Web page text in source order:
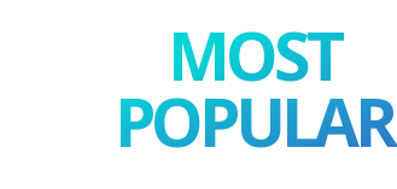
MOST
POPULAR